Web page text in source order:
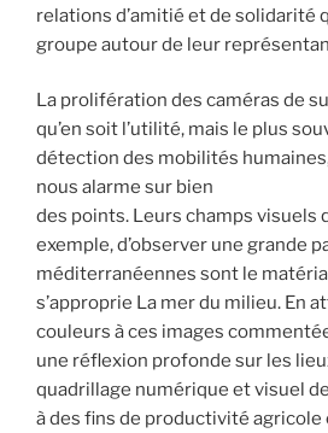
relations d’amitié et de solidarité
groupe autour de leur
La prolifération des caméras de
qu’en soit l’utilité, mais le plus
détection des mobilités
nous alarme sur bien
des points. Leurs champs visuels
exemple, d’observer une grande
méditerranéennes sont le
s’approprie La mer du milieu. En
couleurs à ces images
une réflexion profonde sur les
quadrillage numérique et visuel
à des fins de productivité